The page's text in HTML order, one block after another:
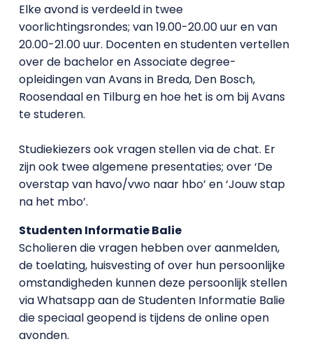
Elke avond is verdeeld in twee
voorlichtingsrondes; van 19.00-20.00 uur en van
20.00-21.00 uur. Docenten en studenten vertellen
over de bachelor en Associate degree-
opleidingen van Avans in Breda, Den Bosch,
Roosendaal en Tilburg en hoe het is om bij Avans
te studeren.
Studiekiezers ook vragen stellen via de chat. Er
zijn ook twee algemene presentaties; over ‘De
overstap van havo/vwo naar hbo’ en ‘Jouw stap
na het mbo’.
Studenten Informatie Balie
Scholieren die vragen hebben over aanmelden,
de toelating, huisvesting of over hun persoonlijke
omstandigheden kunnen deze persoonlijk stellen
via Whatsapp aan de Studenten Informatie Balie
die speciaal geopend is tijdens de online open
avonden.